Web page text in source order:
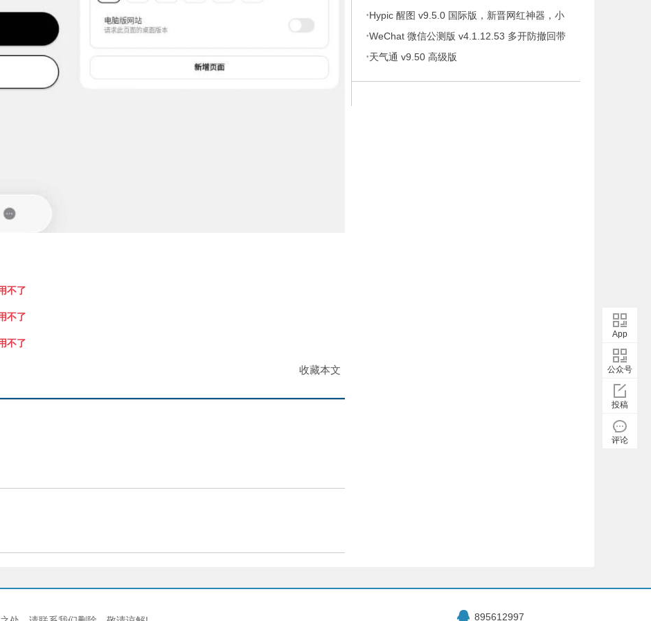
不了
不了
不了
收藏本文
携版
·Hypic 醒图 v9.5.0 国际版，新晋网红神器，小
仙女修图！必！备！
·WeChat 微信公测版 v4.1.12.53 多开防撤回带
提示绿色版
·天气通 v9.50 高级版
895612997
App
公众号
投稿
评论